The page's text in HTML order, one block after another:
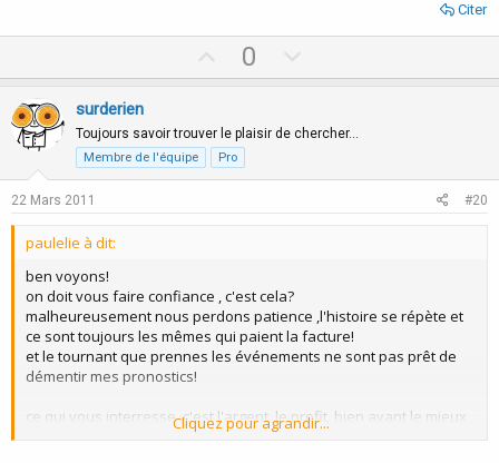
Citer
p
o
t
e
0
o
n
o
surderien
Toujours savoir trouver le plaisir de chercher…
Membre de l'équipe Pro
22 Mars 2011 #20
paulelie à dit:
ben voyons!
on doit vous faire confiance , c'est cela?
malheureusement nous perdons patience ,l'histoire se répète et
ce sont toujours les mêmes qui paient la facture!
et le tournant que prennes les événements ne sont pas prêt de
démentir mes pronostics!
ce qui vous interresse ,c'est l'argent, le profit, bien avant le mieux
être de vos clients.... cette violence dont vous avez fait la culture
Cliquez pour agrandir...